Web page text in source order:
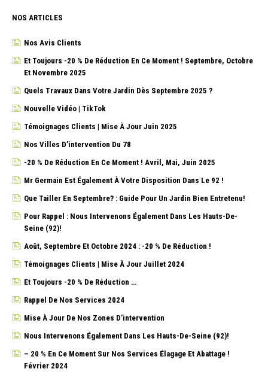
NOS ARTICLES
Nos Avis Clients
Et Toujours -20 % De Réduction En Ce Moment ! Septembre, Octobre
Et Novembre 2025
Quels Travaux Dans Votre Jardin Dès Septembre 2025 ?
Nouvelle Vidéo | TikTok
Témoignages Clients | Mise À Jour Juin 2025
Nos Villes D’intervention Du 78
-20 % De Réduction En Ce Moment ! Avril, Mai, Juin 2025
Mr Germain Est Également À Votre Disposition Dans Le 92 !
Que Tailler En Septembre? : Guide Pour Un Jardin Bien Entretenu!
Pour Rappel : Nous Intervenons Également Dans Les Hauts-De-
Seine (92)!
Août, Septembre Et Octobre 2024 : -20 % De Réduction !
Témoignages Clients | Mise À Jour Juillet 2024
Et Toujours -20 % De Réduction …
Rappel De Nos Services 2024
Mise À Jour De Nos Zones D’intervention
Nous Intervenons Également Dans Les Hauts-De-Seine (92)!
– 20 % En Ce Moment Sur Nos Services Élagage Et Abattage !
Février 2024